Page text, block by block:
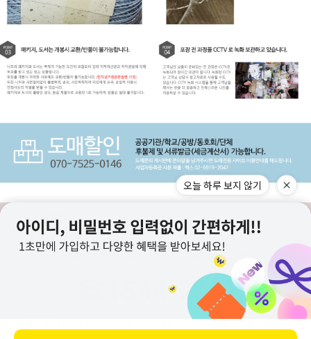
도매전용몰
오늘 하루 보지 않기